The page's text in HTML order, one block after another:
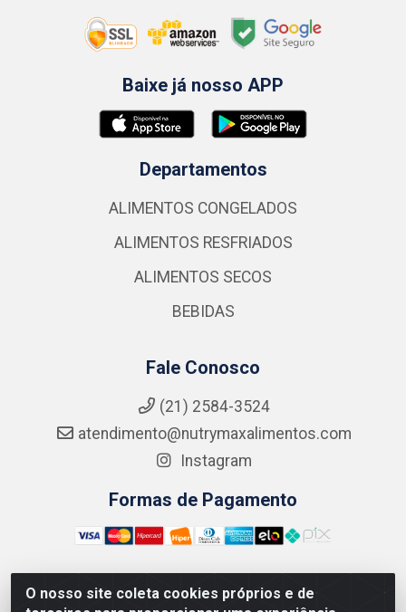
O nosso site coleta cookies próprios e de
Baixe já nosso APP
Departamentos
ALIMENTOS CONGELADOS
ALIMENTOS RESFRIADOS
ALIMENTOS SECOS
BEBIDAS
Fale Conosco
(21) 2584-3524
atendimento@nutrymaxalimentos.com
Instagram
Formas de Pagamento
NUTRY MAX COMÉRCIO DE PRODUTOS ALIMENTICIOS